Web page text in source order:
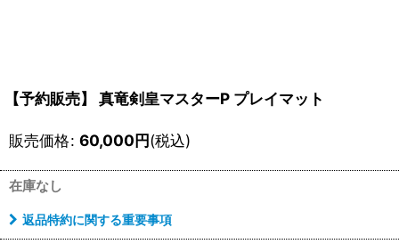
【予約販売】 真竜剣皇マスターP プレイマット
販売価格: 60,000円(税込)
在庫なし
返品特約に関する重要事項